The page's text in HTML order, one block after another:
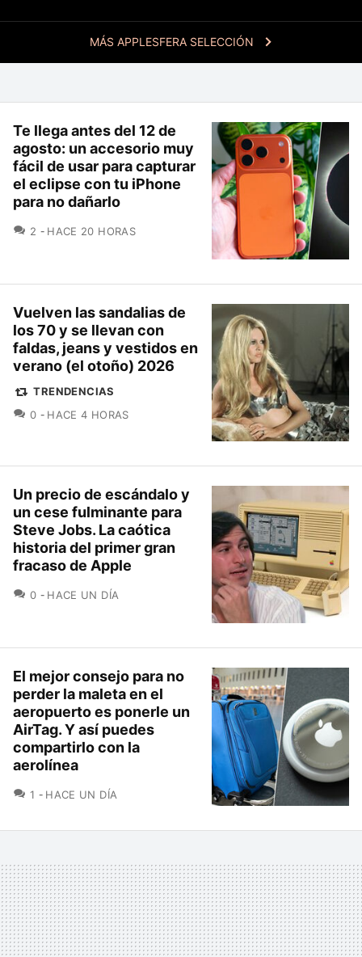
MÁS APPLESFERA SELECCIÓN
Te llega antes del 12 de
agosto: un accesorio muy
fácil de usar para capturar
el eclipse con tu iPhone
para no dañarlo
2 COMENTARIOS
HACE 20 HORAS
Vuelven las sandalias de
los 70 y se llevan con
faldas, jeans y vestidos en
verano (el otoño) 2026
TRENDENCIAS
0 COMENTARIOS
HACE 4 HORAS
Un precio de escándalo y
un cese fulminante para
Steve Jobs. La caótica
historia del primer gran
fracaso de Apple
0 COMENTARIOS
HACE UN DÍA
El mejor consejo para no
perder la maleta en el
aeropuerto es ponerle un
AirTag. Y así puedes
compartirlo con la
aerolínea
1 COMENTARIOS
HACE UN DÍA